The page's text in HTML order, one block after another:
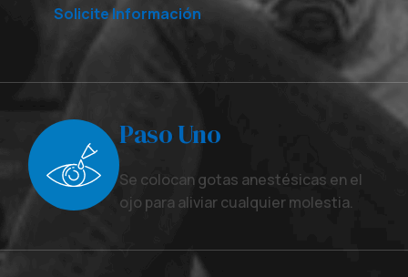
Solicite Información
Paso Uno
Se colocan gotas anestésicas en el
ojo para aliviar cualquier molestia.